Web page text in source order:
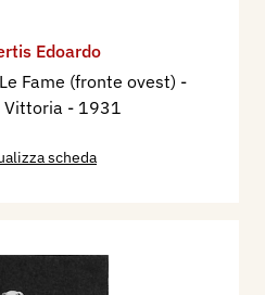
Edoardo
Fame (fronte ovest) -
Vittoria - 1931
scheda